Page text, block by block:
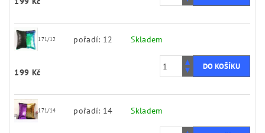
171/12 pořadí: 12 Skladem
199 Kč
171/14 pořadí: 14 Skladem